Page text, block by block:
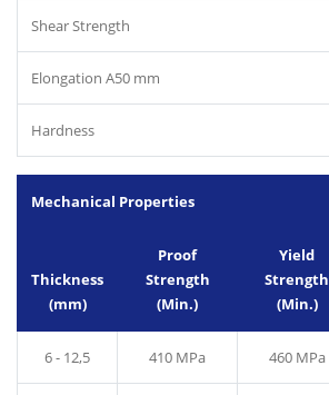
Shear Strength
Elongation A50 mm
Hardness
Mechanical Properties
Thickness
(mm)
Proof
Strength
(Min.)
Yield
Strength
(Min.)
6 - 12,5 410 MPa 460 MPa